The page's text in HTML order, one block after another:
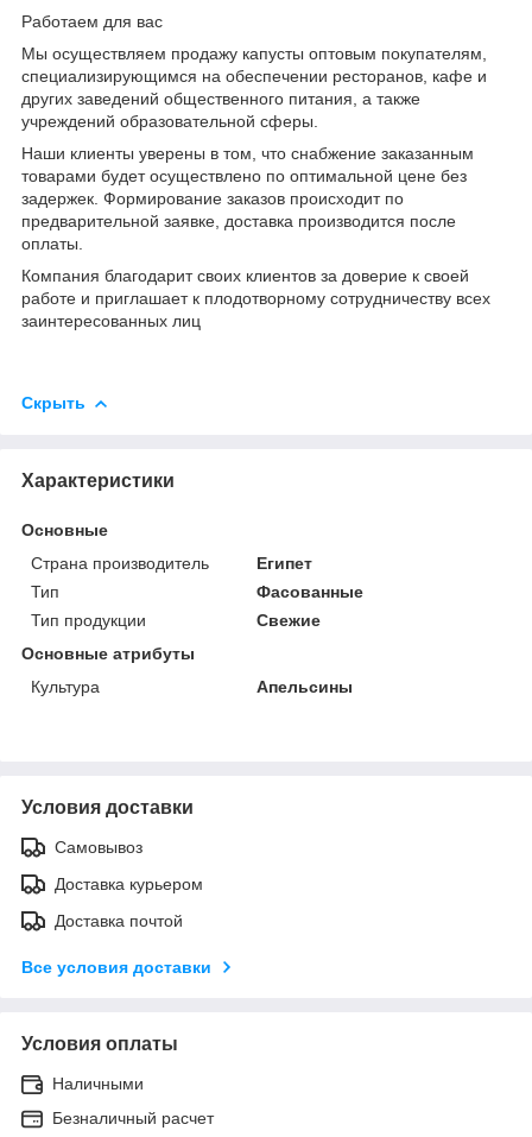
Работаем для вас
Мы осуществляем продажу капусты оптовым покупателям,
специализирующимся на обеспечении ресторанов, кафе и
других заведений общественного питания, а также
учреждений образовательной сферы.
Наши клиенты уверены в том, что снабжение заказанным
товарами будет осуществлено по оптимальной цене без
задержек. Формирование заказов происходит по
предварительной заявке, доставка производится после
оплаты.
Компания благодарит своих клиентов за доверие к своей
работе и приглашает к плодотворному сотрудничеству всех
заинтересованных лиц
Скрыть
Характеристики
Основные
Страна производитель
Египет
Тип
Фасованные
Тип продукции
Свежие
Основные атрибуты
Культура
Апельсины
Условия доставки
Самовывоз
Доставка курьером
Доставка почтой
Все условия доставки
Условия оплаты
Наличными
Безналичный расчет